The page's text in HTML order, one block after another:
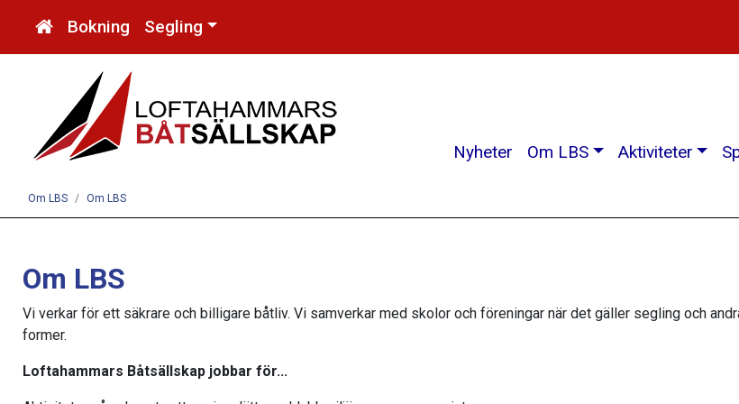
Bokning Segling
Nyheter Om LBS Aktiviteter
Om LBS Om LBS
Om LBS
Vi verkar för ett säkrare och billigare båtliv. Vi samverkar med skolor och föreningar när det gäller segling och
former.
Loftahammars Båtsällskap jobbar för...